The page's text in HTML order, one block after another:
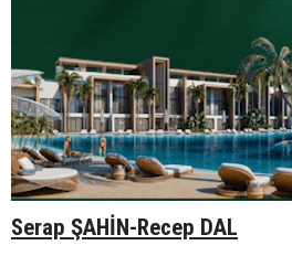
Serap ŞAHİN-Recep DAL